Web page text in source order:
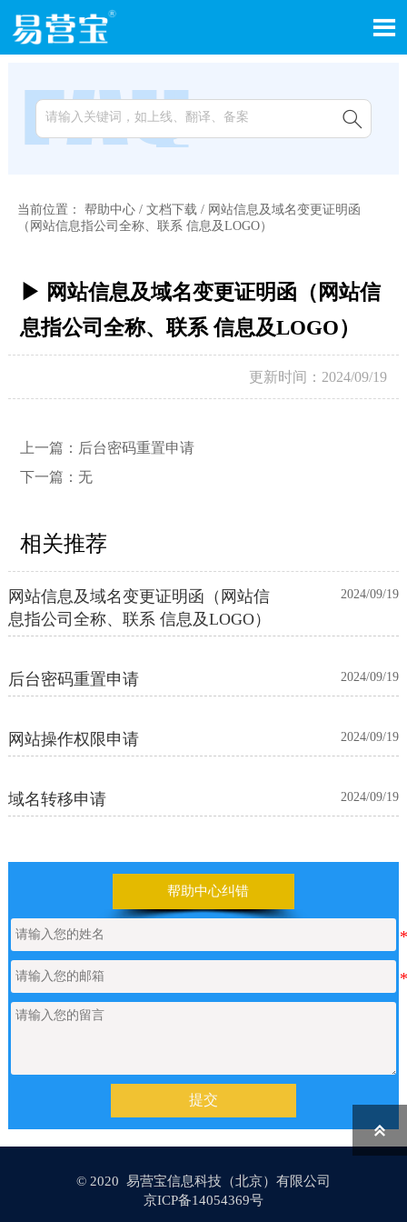


当前位置： 帮助中心/ 文档下载 / 网站信息及域名变更证明函
（网站信息指公司全称、联系 信息及LOGO）
▶ 网站信息及域名变更证明函（网站信
息指公司全称、联系 信息及LOGO）
更新时间：2024/09/19
上一篇： 后台密码重置申请
下一篇：无
相关推荐
网站信息及域名变更证明函（网站信
息指公司全称、联系 信息及LOGO）
2024/09/19
后台密码重置申请 2024/09/19
网站操作权限申请 2024/09/19
域名转移申请 2024/09/19
帮助中心纠错
提交
© 2020 易营宝信息科技（北京）有限公司
京ICP备14054369号
